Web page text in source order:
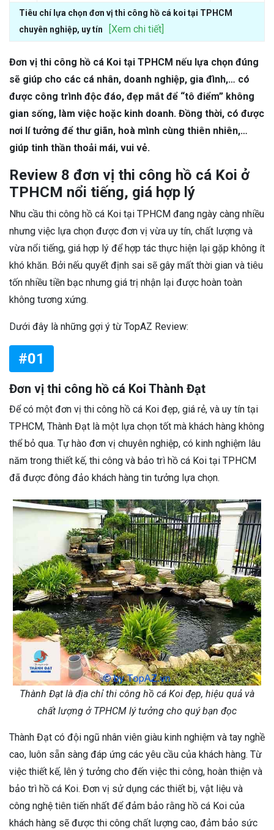
Tiêu chí lựa chọn đơn vị thi công hồ cá koi tại TPHCM
chuyên nghiệp, uy tín
[Xem chi tiết]
Đơn vị thi công hồ cá Koi tại TPHCM nếu lựa chọn đúng
sẽ giúp cho các cá nhân, doanh nghiệp, gia đình,… có
được công trình độc đáo, đẹp mắt để “tô điểm” không
gian sống, làm việc hoặc kinh doanh. Đồng thời, có được
nơi lí tưởng để thư giãn, hoà mình cùng thiên nhiên,…
giúp tinh thần thoải mái, vui vẻ.
Review 8 đơn vị thi công hồ cá Koi ở
TPHCM nổi tiếng, giá hợp lý
Nhu cầu thi công hồ cá Koi tại TPHCM đang ngày càng nhiều
nhưng việc lựa chọn được đơn vị vừa uy tín, chất lượng và
vừa nổi tiếng, giá hợp lý để hợp tác thực hiện lại gặp không ít
khó khăn. Bởi nếu quyết định sai sẽ gây mất thời gian và tiêu
tốn nhiều tiền bạc nhưng giá trị nhận lại được hoàn toàn
không tương xứng.
Dưới đây là những gợi ý từ TopAZ Review:
#01
Đơn vị thi công hồ cá Koi Thành Đạt
Để có một đơn vị thi công hồ cá Koi đẹp, giá rẻ, và uy tín tại
TPHCM, Thành Đạt là một lựa chọn tốt mà khách hàng không
thể bỏ qua. Tự hào đơn vị chuyên nghiệp, có kinh nghiệm lâu
năm trong thiết kế, thi công và bảo trì hồ cá Koi tại TPHCM
đã được đông đảo khách hàng tin tưởng lựa chọn.
Thành Đạt là địa chỉ thi công hồ cá Koi đẹp, hiệu quả và
chất lượng ở TPHCM lý tưởng cho quý bạn đọc
Thành Đạt có đội ngũ nhân viên giàu kinh nghiệm và tay nghề
cao, luôn sẵn sàng đáp ứng các yêu cầu của khách hàng. Từ
việc thiết kế, lên ý tưởng cho đến việc thi công, hoàn thiện và
bảo trì hồ cá Koi. Đơn vị sử dụng các thiết bị, vật liệu và
công nghệ tiên tiến nhất để đảm bảo rằng hồ cá Koi của
khách hàng sẽ được thi công chất lượng cao, đảm bảo sức